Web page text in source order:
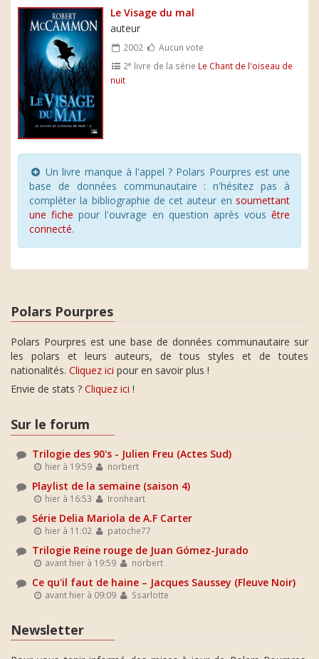
Le Visage du mal
auteur
2002
Aucun vote
2e livre de la série Le Chant de l'oiseau de
nuit
Un livre manque à l'appel ? Polars Pourpres est une
base de données communautaire : n'hésitez pas à
compléter la bibliographie de cet auteur en soumettant
une fiche pour l'ouvrage en question après vous être
connecté.
Polars Pourpres
Polars Pourpres est une base de données communautaire sur
les polars et leurs auteurs, de tous styles et de toutes
nationalités. Cliquez ici pour en savoir plus !
Envie de stats ? Cliquez ici !
Sur le forum
Trilogie des 90's - Julien Freu (Actes Sud)
hier à 19:59 norbert
Playlist de la semaine (saison 4)
hier à 16:53 Ironheart
Série Delia Mariola de A.F Carter
hier à 11:02 patoche77
Trilogie Reine rouge de Juan Gómez-Jurado
avant hier à 19:59 norbert
Ce qu'il faut de haine – Jacques Saussey (Fleuve Noir)
avant hier à 09:09 Ssarlotte
Newsletter